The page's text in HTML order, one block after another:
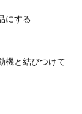
にする
機と結びつけて